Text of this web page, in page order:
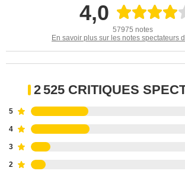
4,0
57975 notes
En savoir plus sur les notes spectateurs
2 525 CRITIQUES
5
4
3
2